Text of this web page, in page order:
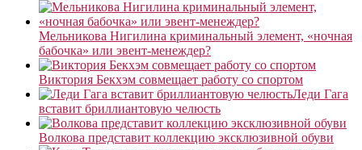
Мельникова Нигилина криминальный элемент, «ночная
бабочка» или эвент-менеждер?
Виктория Бекхэм совмещает работу со спортом
Леди Гага
вставит бриллиантовую челюсть
Волкова представит коллекцию эксклюзивной обуви